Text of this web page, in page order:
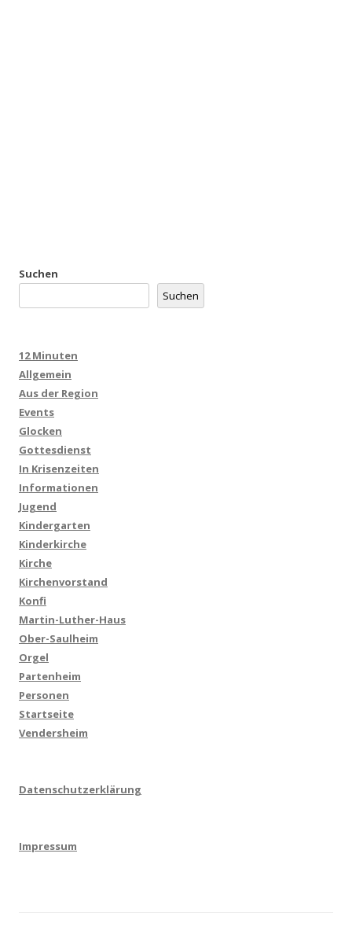
Suchen
Suchen
12 Minuten
Allgemein
Aus der Region
Events
Glocken
Gottesdienst
In Krisenzeiten
Informationen
Jugend
Kindergarten
Kinderkirche
Kirche
Kirchenvorstand
Konfi
Martin-Luther-Haus
Ober-Saulheim
Orgel
Partenheim
Personen
Startseite
Vendersheim
Datenschutzerklärung
Impressum